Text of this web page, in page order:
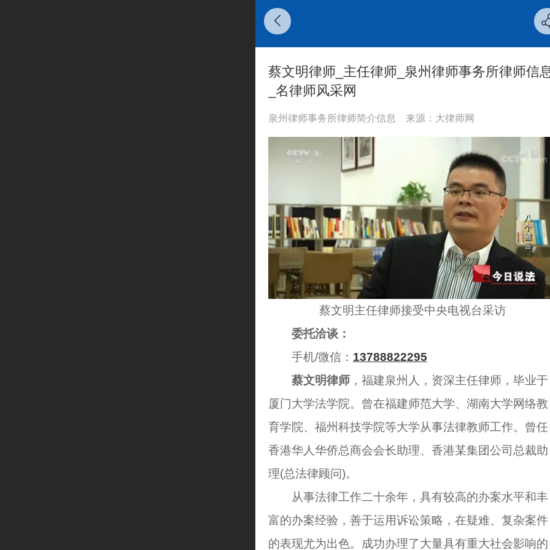
蔡文明律师_主任律师_泉州律师事务所律师信
_名律师风采网
泉州律师事务所律师简介信息 来源：大律师网
蔡文明主任律师接受中央电视台采访
委托洽谈：
手机/微信： 13788822295
蔡文明律师，福建泉州人，资深主任律师，毕业于
厦门大学法学院。曾在福建师范大学、湖南大学网络教
育学院、福州科技学院等大学从事法律教师工作。曾任
香港华人华侨总商会会长助理、香港某集团公司总裁助
理(总法律顾问)。
从事法律工作二十余年，具有较高的办案水平和丰
富的办案经验，善于运用诉讼策略，在疑难、复杂案件
的表现尤为出色。成功办理了大量具有重大社会影响的